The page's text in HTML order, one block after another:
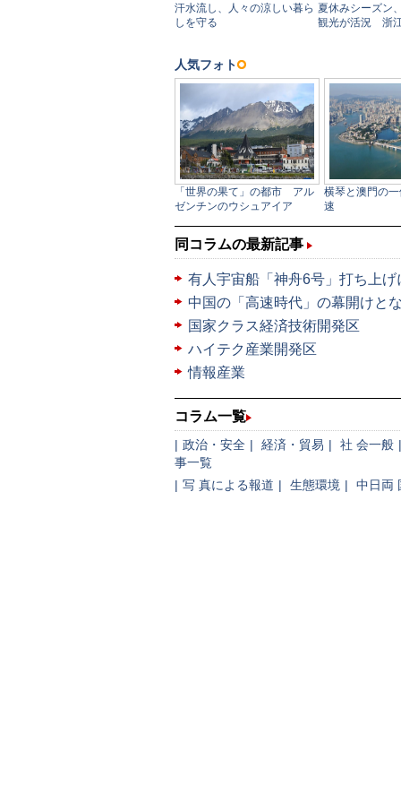
同コラムの最新記事
有人宇宙船「神舟6号」打ち上げ
中国の「高速時代」の幕開けと
国家クラス経済技術開発区
ハイテク産業開発区
情報産業
コラム一覧
| 政治・安全 | 経済・貿易 | 社 会一般
事一覧
| 写 真による報道 | 生態環境 | 中日両